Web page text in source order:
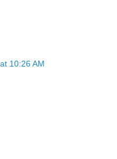
10:26 AM